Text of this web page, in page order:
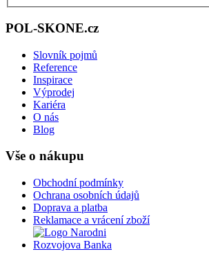
POL-SKONE.cz
Slovník pojmů
Reference
Inspirace
Výprodej
Kariéra
O nás
Blog
Vše o nákupu
Obchodní podmínky
Ochrana osobních údajů
Doprava a platba
Reklamace a vrácení zboží